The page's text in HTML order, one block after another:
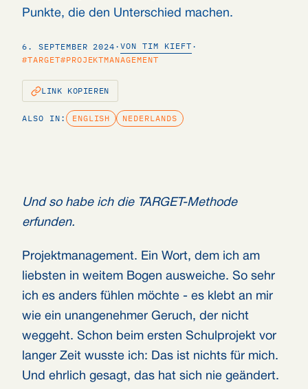
Punkte, die den Unterschied machen.
6. SEPTEMBER 2024 ·VON TIM KIEFT ·
#TARGET#PROJEKTMANAGEMENT
LINK KOPIEREN
ALSO IN: ENGLISH NEDERLANDS
Und so habe ich die TARGET-Methode
erfunden.
Projektmanagement. Ein Wort, dem ich am
liebsten in weitem Bogen ausweiche. So sehr
ich es anders fühlen möchte - es klebt an mir
wie ein unangenehmer Geruch, der nicht
weggeht. Schon beim ersten Schulprojekt vor
langer Zeit wusste ich: Das ist nichts für mich.
Und ehrlich gesagt, das hat sich nie geändert.